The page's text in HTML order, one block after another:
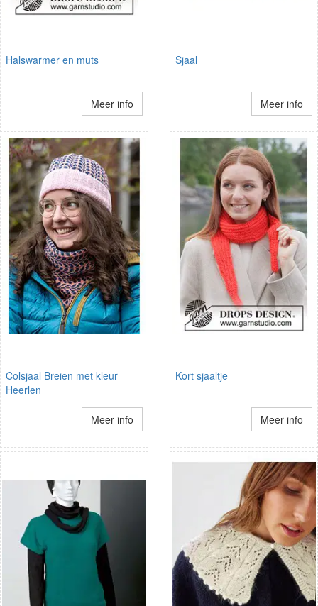
Halswarmer en muts
Meer info
Sjaal
Meer info
Colsjaal Breien met kleur
Heerlen
Meer info
Kort sjaaltje
Meer info